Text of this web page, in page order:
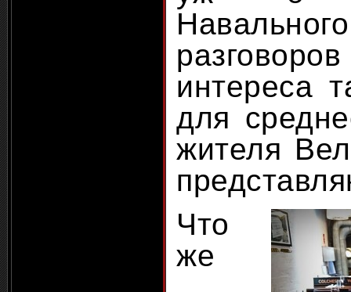
интереса
для
жителя
Что
же